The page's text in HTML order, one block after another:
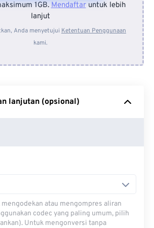
Dari Perangkat
Dari Dropbox
1GB.Mendaftaruntuk lebih
lanjut
Anda menyetujui Ketentuan Penggunaan
kami.
lanjutan (opsional)
atau mengompres aliran
codec yang paling umum, pilih
Untuk mengonversi tanpa